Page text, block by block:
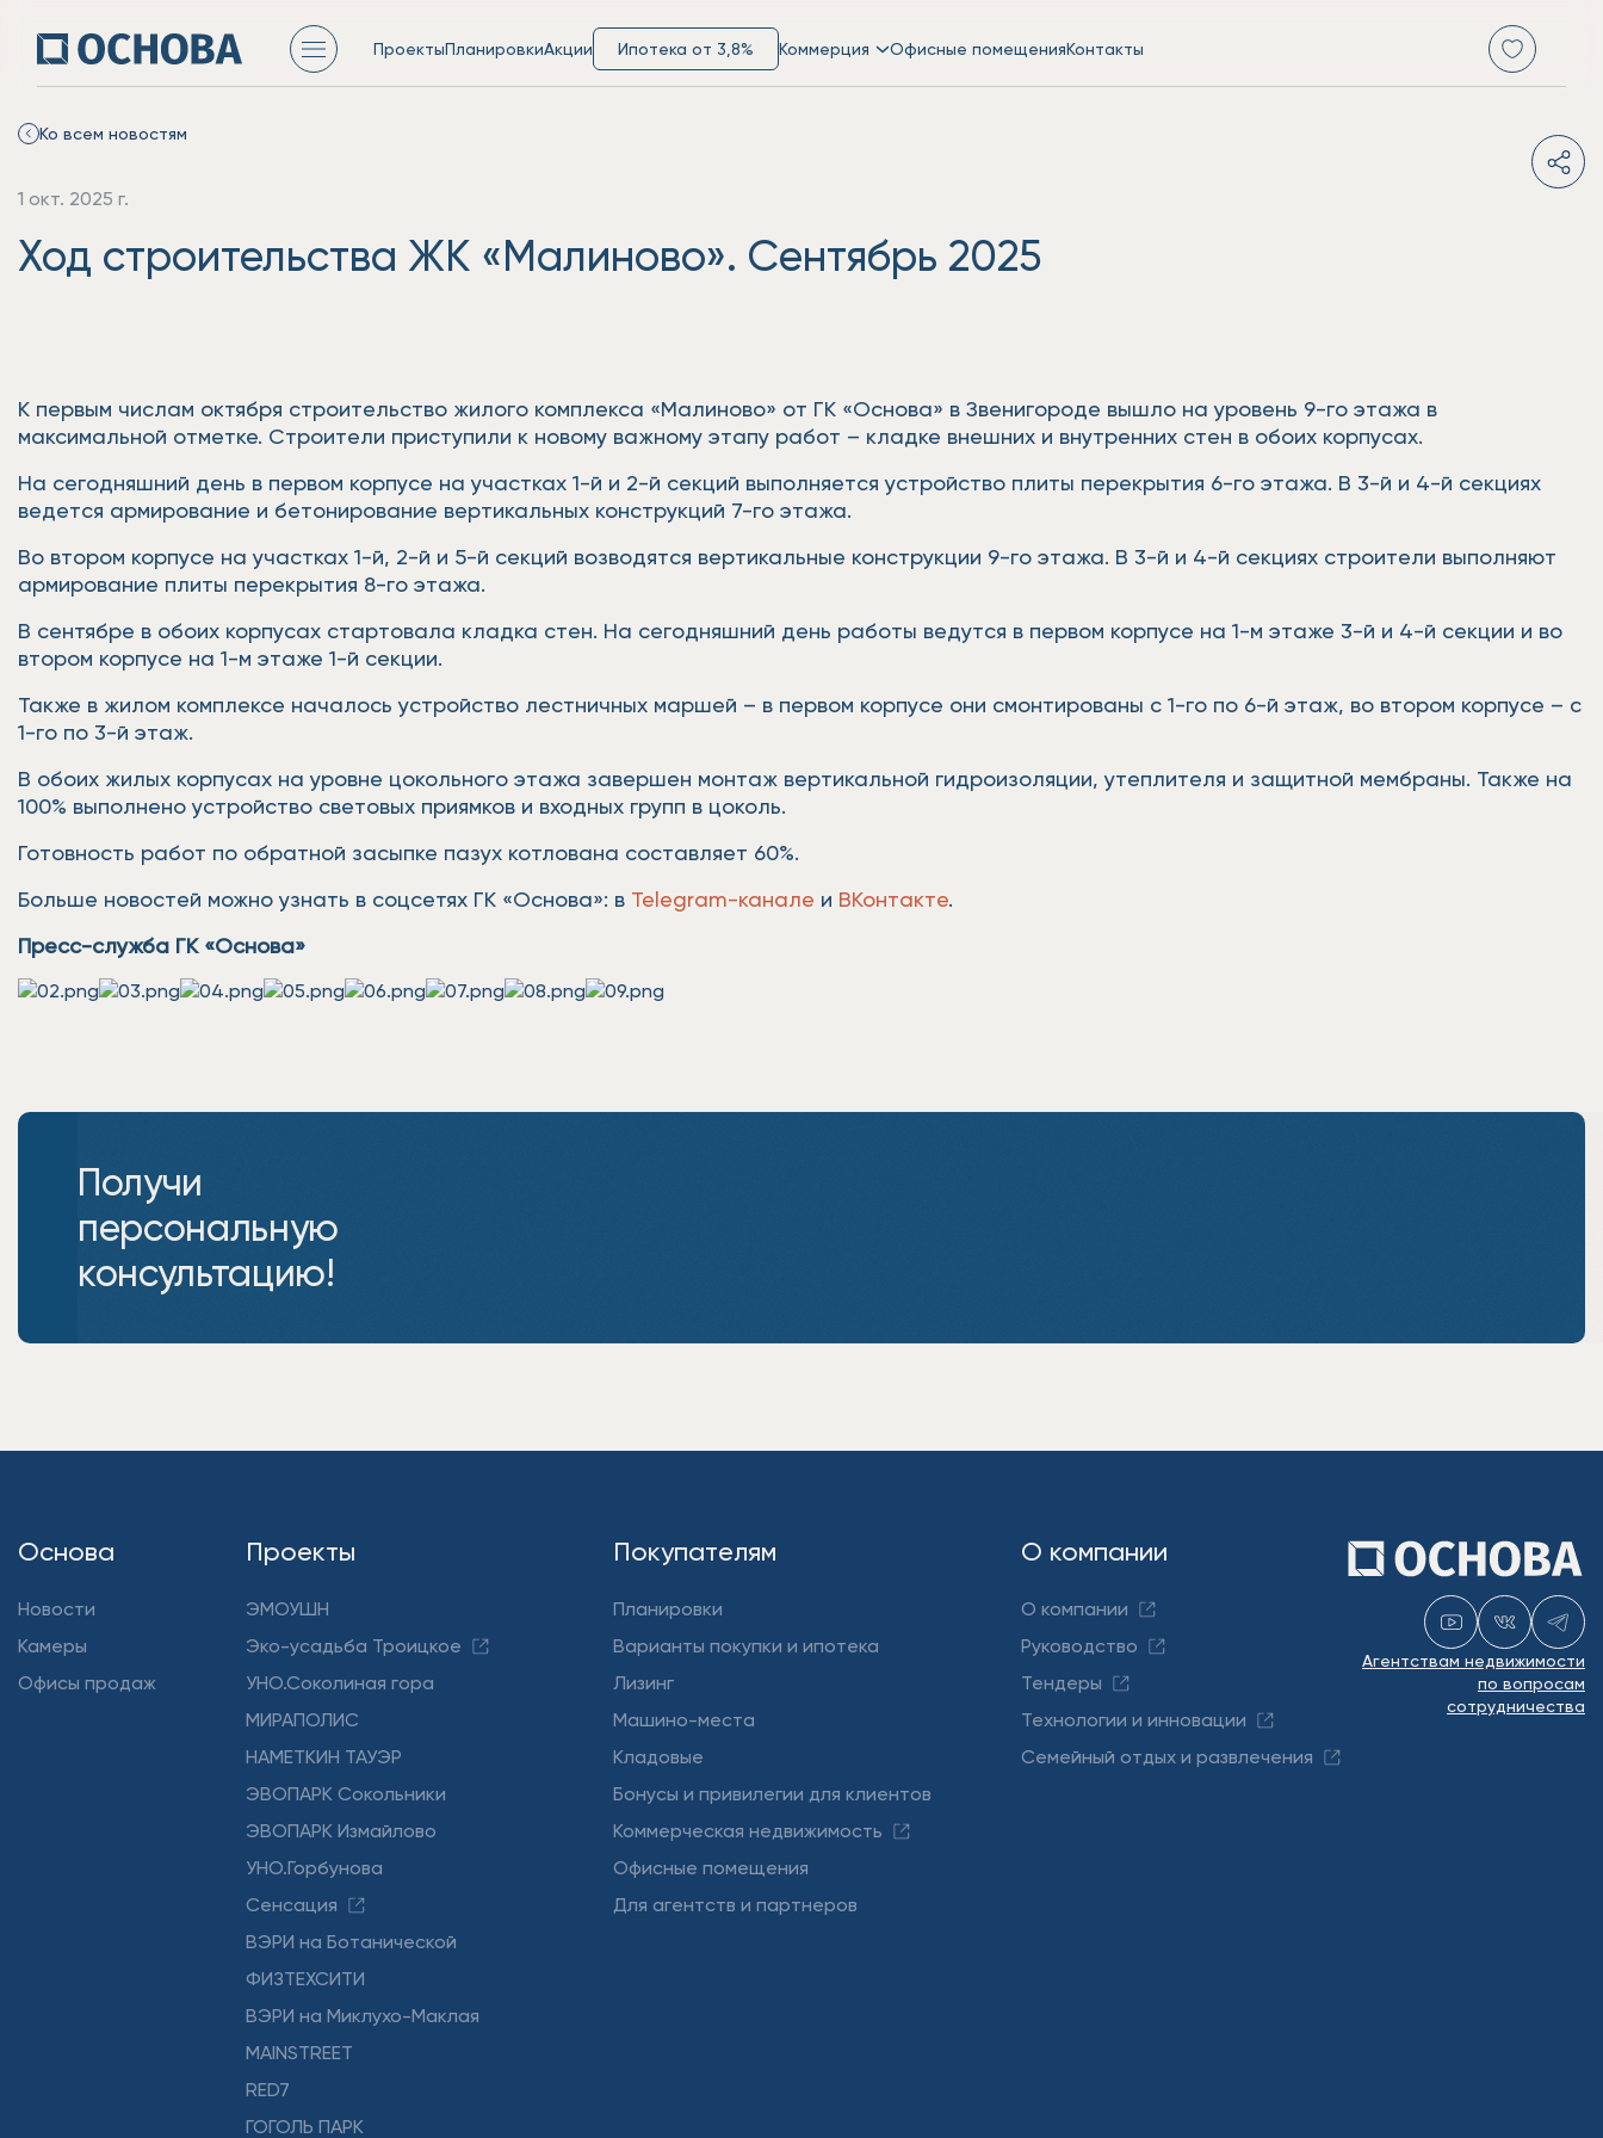
ПроектыПланировкиАкции Ипотека от 3,8% Коммерция Офисные помещенияКонтакты
Ко всем новостям
1 окт. 2025 г.
Ход строительства ЖК «Малиново». Сентябрь 2025
К первым числам октября строительство жилого комплекса «Малиново» от ГК «Основа» в Звенигороде вышло на уровень 9-го этажа в
максимальной отметке. Строители приступили к новому важному этапу работ – кладке внешних и внутренних стен в обоих корпусах.
На сегодняшний день в первом корпусе на участках 1-й и 2-й секций выполняется устройство плиты перекрытия 6-го этажа. В 3-й и 4-й секциях
ведется армирование и бетонирование вертикальных конструкций 7-го этажа.
Во втором корпусе на участках 1-й, 2-й и 5-й секций возводятся вертикальные конструкции 9-го этажа. В 3-й и 4-й секциях строители выполняют
армирование плиты перекрытия 8-го этажа.
В сентябре в обоих корпусах стартовала кладка стен. На сегодняшний день работы ведутся в первом корпусе на 1-м этаже 3-й и 4-й секции и во
втором корпусе на 1-м этаже 1-й секции.
Также в жилом комплексе началось устройство лестничных маршей – в первом корпусе они смонтированы с 1-го по 6-й этаж, во втором корпусе – с
1-го по 3-й этаж.
В обоих жилых корпусах на уровне цокольного этажа завершен монтаж вертикальной гидроизоляции, утеплителя и защитной мембраны. Также на
100% выполнено устройство световых приямков и входных групп в цоколь.
Готовность работ по обратной засыпке пазух котлована составляет 60%.
Больше новостей можно узнать в соцсетях ГК «Основа»: в Telegram-канале и ВКонтакте.
Пресс-служба ГК «Основа»
Получи
персональную
консультацию!
Основа
Новости
Камеры
Офисы продаж
Проекты
ЭМОУШН
Эко-усадьба Троицкое
УНО.Соколиная гора
МИРАПОЛИС
НАМЕТКИН ТАУЭР
ЭВОПАРК Сокольники
ЭВОПАРК Измайлово
УНО.Горбунова
Сенсация
ВЭРИ на Ботанической
ФИЗТЕХСИТИ
ВЭРИ на Миклухо-Маклая
MAINSTREET
RED7
ГОГОЛЬ ПАРК
Покупателям
Планировки
Варианты покупки и ипотека
Лизинг
Машино-места
Кладовые
Бонусы и привилегии для клиентов
Коммерческая недвижимость
Офисные помещения
Для агентств и партнеров
О компании
О компании
Руководство
Тендеры
Технологии и инновации
Семейный отдых и развлечения
Агентствам недвижимости
по вопросам
сотрудничества